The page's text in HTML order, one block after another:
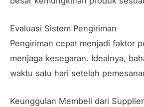
Evaluasi Sistem Pengiriman
Pengiriman cepat menjadi faktor
menjaga kesegaran. Idealnya,
waktu satu hari setelah
Keunggulan Membeli dari